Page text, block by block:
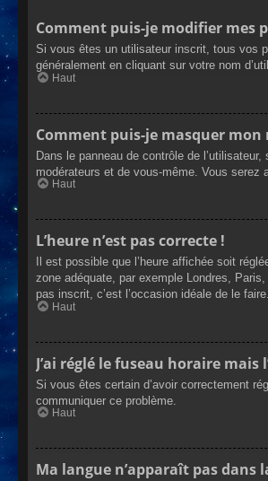
Comment puis-je modifier mes
Si vous êtes un utilisateur inscrit, tous vos
généralement en cliquant sur votre nom
Haut
Comment puis-je masquer
Dans le panneau de contrôle de
modérateurs et de vous-même. Vous serez
Haut
L’heure n’est pas correcte !
Il est possible que l’heure affichée soit
zone adéquate, par exemple Londres,
pas inscrit, c’est l’occasion idéale de le faire.
Haut
J’ai réglé le fuseau horaire mais
Si vous êtes certain d’avoir correctement
communiquer ce problème.
Haut
Ma langue n’apparaît pas dans